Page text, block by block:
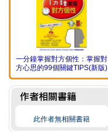
一分鐘掌握對方個性：掌握對
方心思的99個關鍵TIPS(新版)
此作者無相關書籍